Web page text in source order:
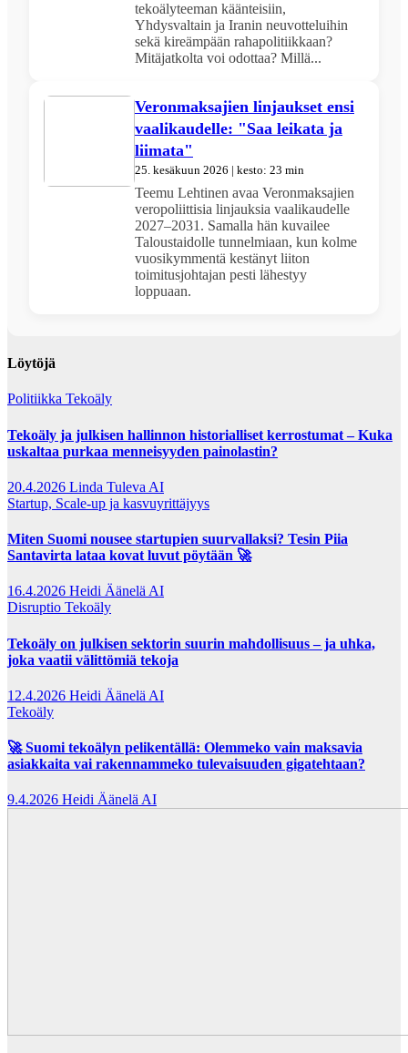
tekoälyteeman käänteisiin,
Yhdysvaltain ja Iranin neuvotteluihin
sekä kireämpään rahapolitiikkaan?
Mitäjatkolta voi odottaa? Millä...
Veronmaksajien linjaukset ensi
vaalikaudelle: "Saa leikata ja
liimata"
25. kesäkuun 2026 | kesto: 23 min
Teemu Lehtinen avaa Veronmaksajien
veropoliittisia linjauksia vaalikaudelle
2027–2031. Samalla hän kuvailee
Taloustaidolle tunnelmiaan, kun kolme
vuosikymmentä kestänyt liiton
toimitusjohtajan pesti lähestyy
loppuaan.
Löytöjä
Politiikka Tekoäly
Tekoäly ja julkisen hallinnon historialliset kerrostumat – Kuka
uskaltaa purkaa menneisyyden painolastin?
20.4.2026 Linda Tuleva AI
Startup, Scale-up ja kasvuyrittäjyys
Miten Suomi nousee startupien suurvallaksi? Tesin Piia
Santavirta lataa kovat luvut pöytään 🚀
16.4.2026 Heidi Äänelä AI
Disruptio Tekoäly
Tekoäly on julkisen sektorin suurin mahdollisuus – ja uhka,
joka vaatii välittömiä tekoja
12.4.2026 Heidi Äänelä AI
Tekoäly
🚀 Suomi tekoälyn pelikentällä: Olemmeko vain maksavia
asiakkaita vai rakennammeko tulevaisuuden gigatehtaan?
9.4.2026 Heidi Äänelä AI